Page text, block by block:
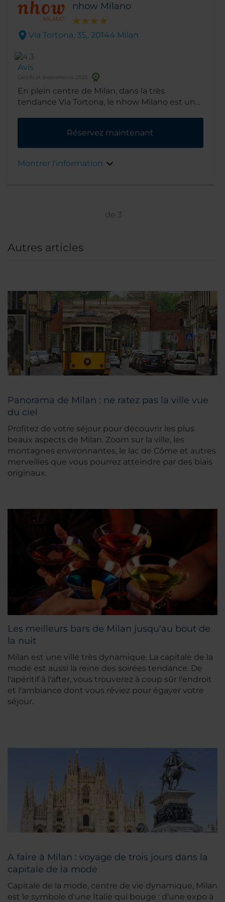
nhow Milano
Via Tortona, 35,. 20144 Milan
Avis
Certificat d'excellence 2025
En plein centre de Milan, dans la très
tendance Via Tortona, le nhow Milano est un
Réservez maintenant
Montrer l'information
de 3
Autres articles
Panorama de Milan : ne ratez pas la ville vue
du ciel
Profitez de votre séjour pour découvrir les plus
beaux aspects de Milan. Zoom sur la ville, les
montagnes environnantes, le lac de Côme et autres
merveilles que vous pourrez atteindre par des biais
originaux.
Les meilleurs bars de Milan jusqu'au bout de
la nuit
Milan est une ville très dynamique. La capitale de la
mode est aussi la reine des soirées tendance. De
l'apéritif à l'after, vous trouverez à coup sûr l'endroit
et l'ambiance dont vous rêviez pour égayer votre
séjour.
A faire à Milan : voyage de trois jours dans la
capitale de la mode
Capitale de la mode, centre de vie dynamique, Milan
est le symbole d'une Italie qui bouge : d'une expo à